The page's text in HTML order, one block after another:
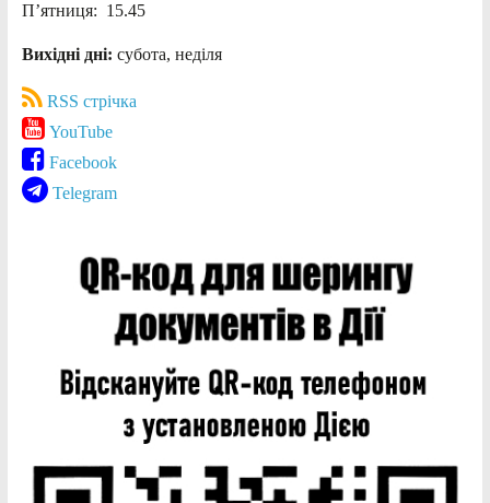
П’ятниця: 15.45
Вихідні дні: субота, неділя
RSS стрічка
YouTube
Facebook
Telegram